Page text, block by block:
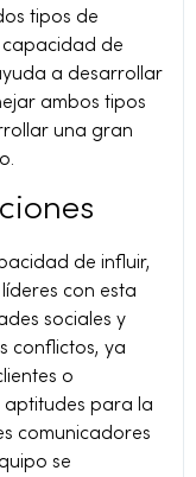
tipos de
capacidad de
a desarrollar
ambos tipos
una gran
de influir,
con esta
sociales y
conflictos, ya
o
aptitudes para la
comunicadores
se